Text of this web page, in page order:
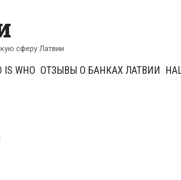
сферу Латвии
IS WHO ОТЗЫВЫ О БАНКАХ ЛАТВИИ